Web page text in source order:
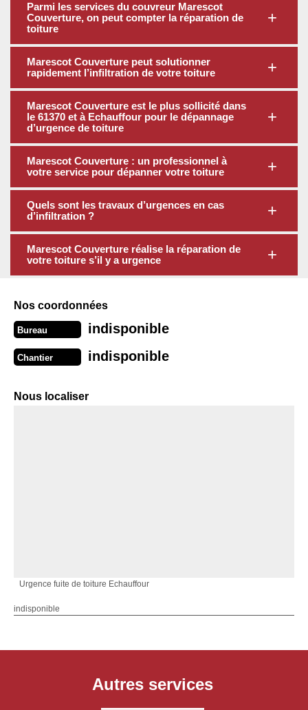
Parmi les services du couvreur Marescot
Couverture, on peut compter la réparation de
toiture
Marescot Couverture peut solutionner
rapidement l’infiltration de votre toiture
Marescot Couverture est le plus sollicité dans
le 61370 et à Echauffour pour le dépannage
d’urgence de toiture
Marescot Couverture : un professionnel à
votre service pour dépanner votre toiture
Quels sont les travaux d’urgences en cas
d’infiltration ?
Marescot Couverture réalise la réparation de
votre toiture s’il y a urgence
Nos coordonnées
Bureau indisponible
Chantier indisponible
Nous localiser
Urgence fuite de toiture Echauffour
indisponible
Autres services